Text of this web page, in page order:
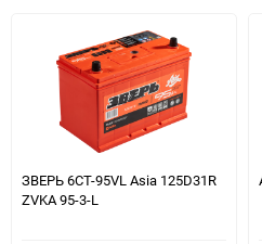
ЗВЕРЬ 6СТ-95VL Asia 125D31R
ZVKA 95-3-L